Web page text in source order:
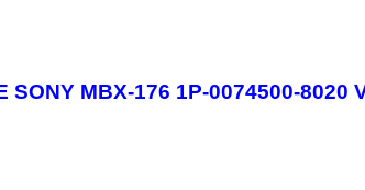
SONY MBX-176 1P-0074500-8020